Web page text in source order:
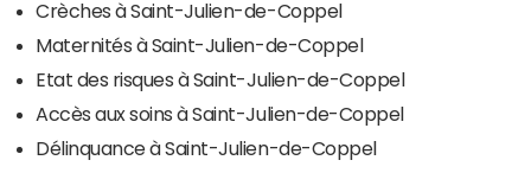
Crèches à Saint-Julien-de-Coppel
Maternités à Saint-Julien-de-Coppel
Etat des risques à Saint-Julien-de-Coppel
Accès aux soins à Saint-Julien-de-Coppel
Délinquance à Saint-Julien-de-Coppel